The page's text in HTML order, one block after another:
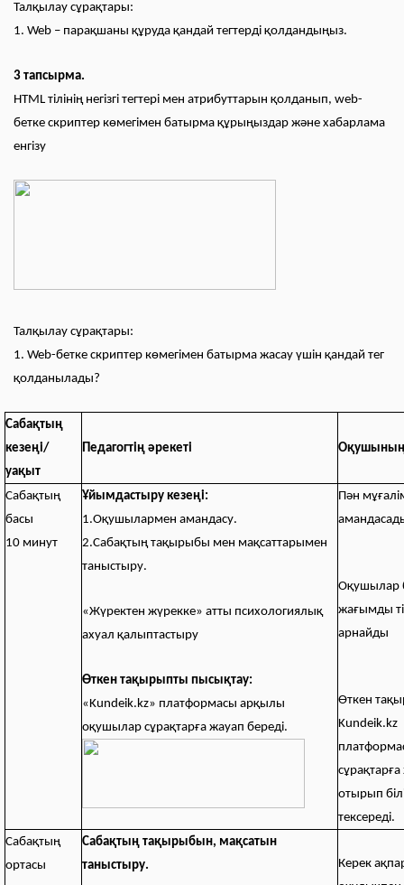
Талқылау сұрақтары:
1. Web – парақшаны құруда қандай тегтерді қолдандыңыз.
3 тапсырма.
HTML тілінің негізгі тегтері мен атрибуттарын қолданып, web-
бетке скриптер көмегімен батырма құрыңыздар және хабарлама
енгізу
Талқылау сұрақтары:
1. Web-бетке скриптер көмегімен батырма жасау үшін қандай тег
қолданылады?
Сабақтың
кезеңі/
уақыт
Педагогтің әрекеті Оқушының
Сабақтың
басы
10 минут
Ұйымдастыру кезеңі:
1.Оқушылармен амандасу.
2.Сабақтың тақырыбы мен мақсаттарымен
таныстыру.
«Жүректен жүрекке» атты психологиялық
ахуал қалыптастыру
Өткен тақырыпты пысықтау:
«Kundeik.kz» платформасы арқылы
оқушылар сұрақтарға жауап береді.
Пән
Оқушылар
жағымды
арнайды
Өткен
Kundeik.kz
отырып
тексереді.
Сабақтың
ортасы
Сабақтың тақырыбын, мақсатын
таныстыру.
Керек